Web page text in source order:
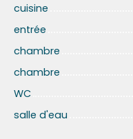
cuisine
entrée
chambre
chambre
WC
salle d'eau